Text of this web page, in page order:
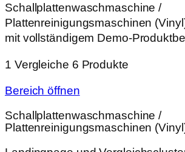
Schallplattenwaschmaschine /
Plattenreinigungsmaschinen
mit vollständigem Demo-
1 Vergleiche 6 Produkte
Bereich öffnen
Schallplattenwaschmaschine /
Plattenreinigungsmaschinen